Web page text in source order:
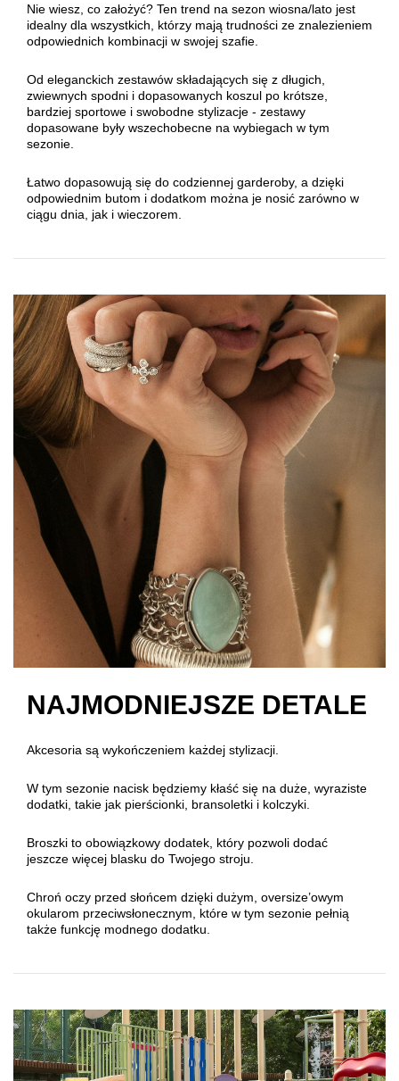
Nie wiesz, co założyć? Ten trend na sezon wiosna/lato jest
idealny dla wszystkich, którzy mają trudności ze znalezieniem
odpowiednich kombinacji w swojej szafie.
Od eleganckich zestawów składających się z długich,
zwiewnych spodni i dopasowanych koszul po krótsze,
bardziej sportowe i swobodne stylizacje - zestawy
dopasowane były wszechobecne na wybiegach w tym
sezonie.
Łatwo dopasowują się do codziennej garderoby, a dzięki
odpowiednim butom i dodatkom można je nosić zarówno w
ciągu dnia, jak i wieczorem.
NAJMODNIEJSZE DETALE
Akcesoria są wykończeniem każdej stylizacji.
W tym sezonie nacisk będziemy kłaść się na duże, wyraziste
dodatki, takie jak pierścionki, bransoletki i kolczyki.
Broszki to obowiązkowy dodatek, który pozwoli dodać
jeszcze więcej blasku do Twojego stroju.
Chroń oczy przed słońcem dzięki dużym, oversize’owym
okularom przeciwsłonecznym, które w tym sezonie pełnią
także funkcję modnego dodatku.